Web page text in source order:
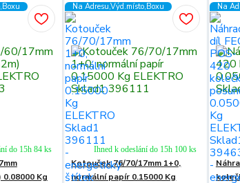
Kg
do 15h 84 ks
Na Adresu,Výd.místo,Boxu
Kotouček 76/70/17mm 1+0,
normální papír 0.15000 Kg
Ihned k odeslání do 15h 100 ks
Na